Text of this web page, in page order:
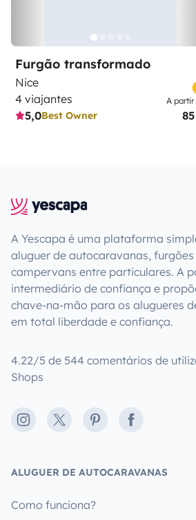
Furgão transformado
Nice
4 viajantes
5,0Best Owner
A partir
A Yescapa é uma plataforma
aluguer de autocaravanas,
campervans entre particulares. A
intermediário de confiança e
chave-na-mão para os alugueres
em total liberdade e confiança.
4.22/5 de 544 comentários de
Shops
Instagram
X PinterestFacebook
ALUGUER DE AUTOCARAVANAS
Como funciona?